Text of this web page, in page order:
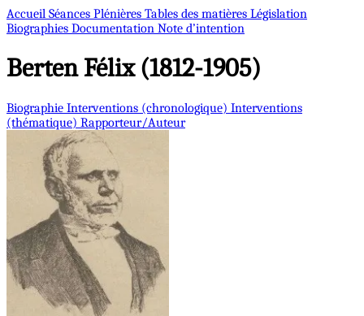
Accueil Séances Plénières Tables des matières Législation
Biographies Documentation Note d’intention
BertenFélix (1812-1905)
Biographie Interventions (chronologique) Interventions
(thématique) Rapporteur/Auteur